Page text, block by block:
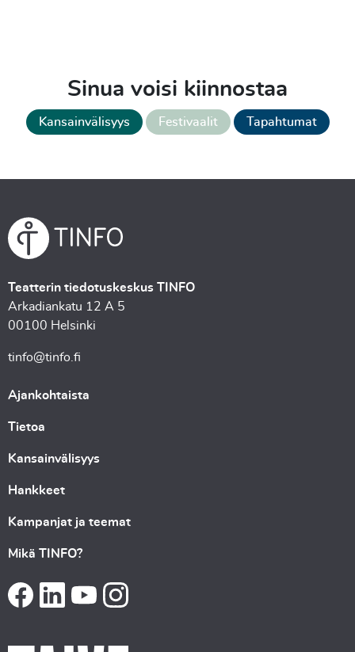
Sinua voisi kiinnostaa
Kansainvälisyys Festivaalit Tapahtumat
Teatterin tiedotuskeskus TINFO
Arkadiankatu 12 A 5
00100 Helsinki
tinfo@tinfo.fi
Ajankohtaista
Tietoa
Kansainvälisyys
Hankkeet
Kampanjat ja teemat
Mikä TINFO?